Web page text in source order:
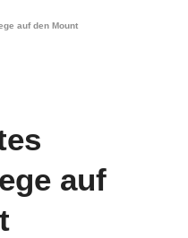
auf den Mount
auf